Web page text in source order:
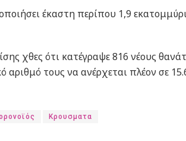
έκαστη περίπου 1,9
χθες ότι κατέγραψε 816 νέους
αριθμό τους να ανέρχεται πλέον σε
Κρουσματα